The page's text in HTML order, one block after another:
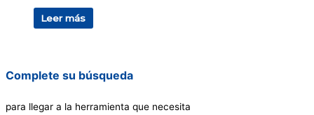
Leer más
Complete su búsqueda
para llegar a la herramienta que necesita